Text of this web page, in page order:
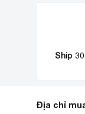
Ship
Địa chỉ